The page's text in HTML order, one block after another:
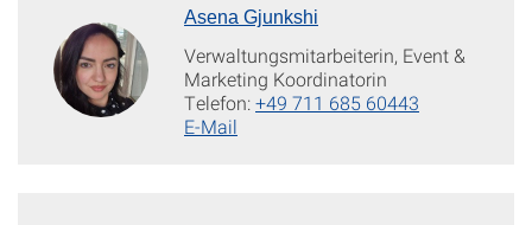
Asena Gjunkshi
Verwaltungsmitarbeiterin, Event &
Marketing Koordinatorin
Telefon:+49 711 685 60443
E-Mail